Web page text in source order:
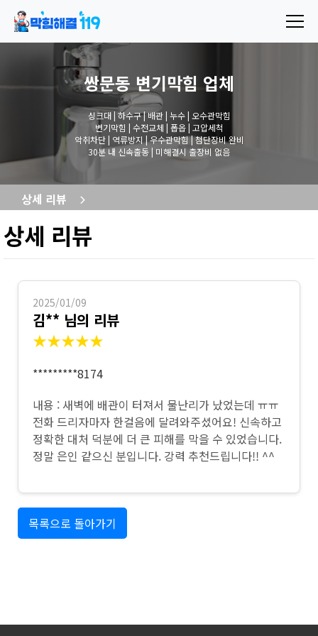
쌍문동 변기막힘 업체
싱크대 | 하수구 | 배관 | 누수 | 오수관막힘
변기막힘 | 수전교체 | 폽옵 | 고압세척
악취차단 | 역류방지 | 우수관막힘 | 첨단장비 완비
30분 내 신속출동 | 미해결시 출장비 없음
상세 리뷰
상세 리뷰
2025/01/09
김** 님의 리뷰
★★★★★
*********8174
내용 : 새벽에 배관이 터져서 물난리가 났었는데 ㅠㅠ
전화 드리자마자 한걸음에 달려와주셨어요! 신속하고
정확한 대처 덕분에 더 큰 피해를 막을 수 있었습니다.
정말 은인 같으신 분입니다. 강력 추천드립니다!! ^^
목록으로 돌아가기